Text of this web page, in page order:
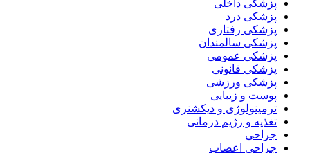
پزشکی داخلی
پزشکی درد
پزشکی رفتاری
پزشکی سالمندان
پزشکی عمومی
پزشکی قانونی
پزشکی ورزشی
پوست و زیبایی
ترمینولوژی و دیکشنری
تغذیه و رژیم درمانی
جراحی
جراحی اعصاب